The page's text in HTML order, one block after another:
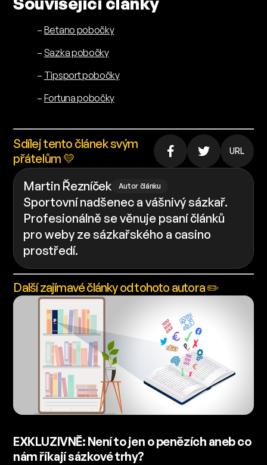
– Betano pobočky
– Sazka pobočky
– Tipsport pobočky
– Fortuna pobočky
Sdílej tento článek svým
přátelům 💛
URL
Martin Řezníček Autor článku
Sportovní nadšenec a vášnivý sázkař.
Profesionálně se věnuje psaní článků
pro weby ze sázkařského a casino
prostředí.
Další zajímavé články od tohoto autora ✏️
EXKLUZIVNĚ: Není to jen o penězích aneb co
nám říkají sázkové trhy?